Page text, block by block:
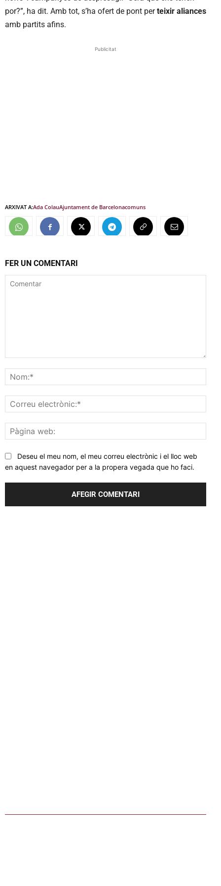
por?”, ha dit. Amb tot, s’ha ofert de pont perteixir aliances
amb partits afins.
Publicitat
ARXIVAT A:Ada ColauAjuntament de Barcelonacomuns
FER UN COMENTARI
web:
Deseu el meu nom, el meu correu electrònic i el lloc web
en aquest navegador per a la propera vegada que ho faci.